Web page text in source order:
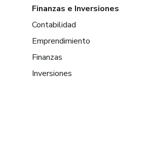
Finanzas e Inversiones
Contabilidad
Emprendimiento
Finanzas
Inversiones